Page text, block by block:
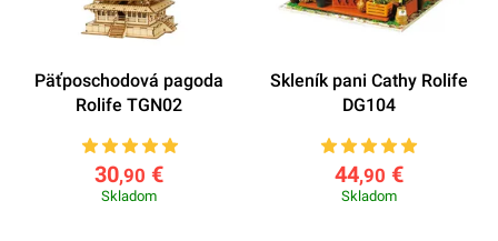
Päťposchodová pagoda
Rolife TGN02
30,90 €
Skladom
Skleník pani Cathy Rolife
DG104
44,90 €
Skladom